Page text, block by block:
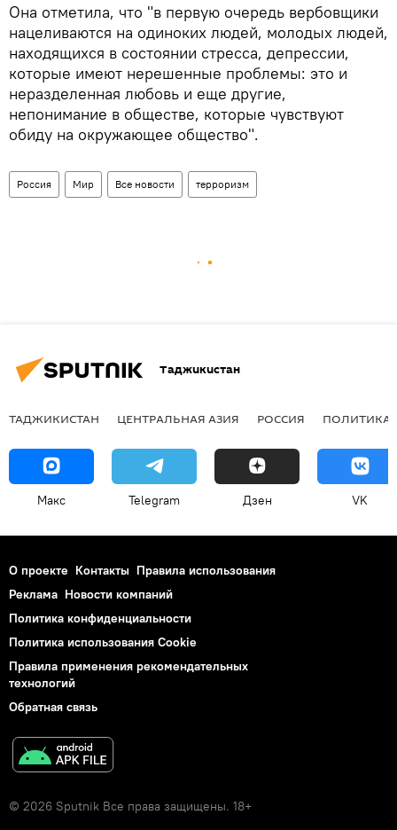
Она отметила, что "в первую очередь вербовщики
нацеливаются на одиноких людей, молодых людей,
находящихся в состоянии стресса, депрессии,
которые имеют нерешенные проблемы: это и
неразделенная любовь и еще другие,
непонимание в обществе, которые чувствуют
обиду на окружающее общество".
Россия Мир Все новости терроризм
Таджикистан
ТАДЖИКИСТАН ЦЕНТРАЛЬНАЯ АЗИЯ РОССИЯ ПОЛИТИКА
Макс Telegram Дзен VK
О проекте Контакты Правила использования
Реклама Новости компаний
Политика конфиденциальности
Политика использования Cookie
Правила применения рекомендательных
технологий
Обратная связь
© 2026 Sputnik Все права защищены. 18+